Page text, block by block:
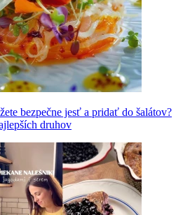
bezpečne jesť a pridať do šalátov?
druhov